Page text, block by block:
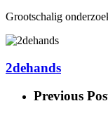
Grootschalig
2dehands
Previous